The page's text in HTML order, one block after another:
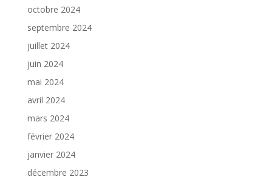
octobre 2024
septembre 2024
juillet 2024
juin 2024
mai 2024
avril 2024
mars 2024
février 2024
janvier 2024
décembre 2023